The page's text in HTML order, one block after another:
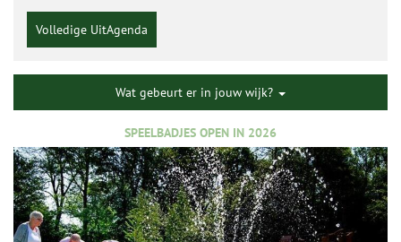
Volledige UitAgenda
Wat gebeurt er in jouw wijk?
SPEELBADJES OPEN IN 2026